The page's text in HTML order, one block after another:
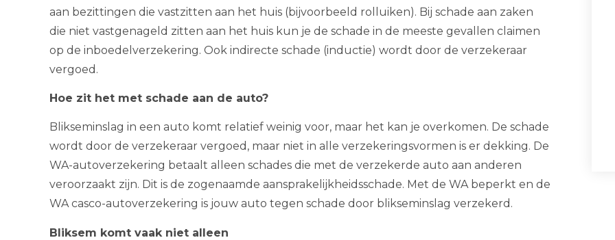
aan bezittingen die vastzitten aan het huis (bijvoorbeeld rolluiken). Bij schade aan zaken
die niet vastgenageld zitten aan het huis kun je de schade in de meeste gevallen claimen
op de inboedelverzekering. Ook indirecte schade (inductie) wordt door de verzekeraar
vergoed.
Hoe zit het met schade aan de auto?
Blikseminslag in een auto komt relatief weinig voor, maar het kan je overkomen. De schade
wordt door de verzekeraar vergoed, maar niet in alle verzekeringsvormen is er dekking. De
WA-autoverzekering betaalt alleen schades die met de verzekerde auto aan anderen
veroorzaakt zijn. Dit is de zogenaamde aansprakelijkheidsschade. Met de WA beperkt en de
WA casco-autoverzekering is jouw auto tegen schade door blikseminslag verzekerd.
Bliksem komt vaak niet alleen